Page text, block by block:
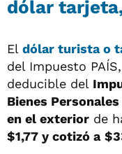
dólar
El dólar turista o
del Impuesto
deducible del
Bienes Personales
en el exterior de
$1,77 y cotizó a